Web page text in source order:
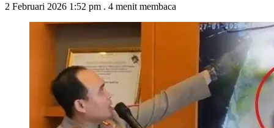
2 Februari 2026 1:52 pm . 4 menit membaca